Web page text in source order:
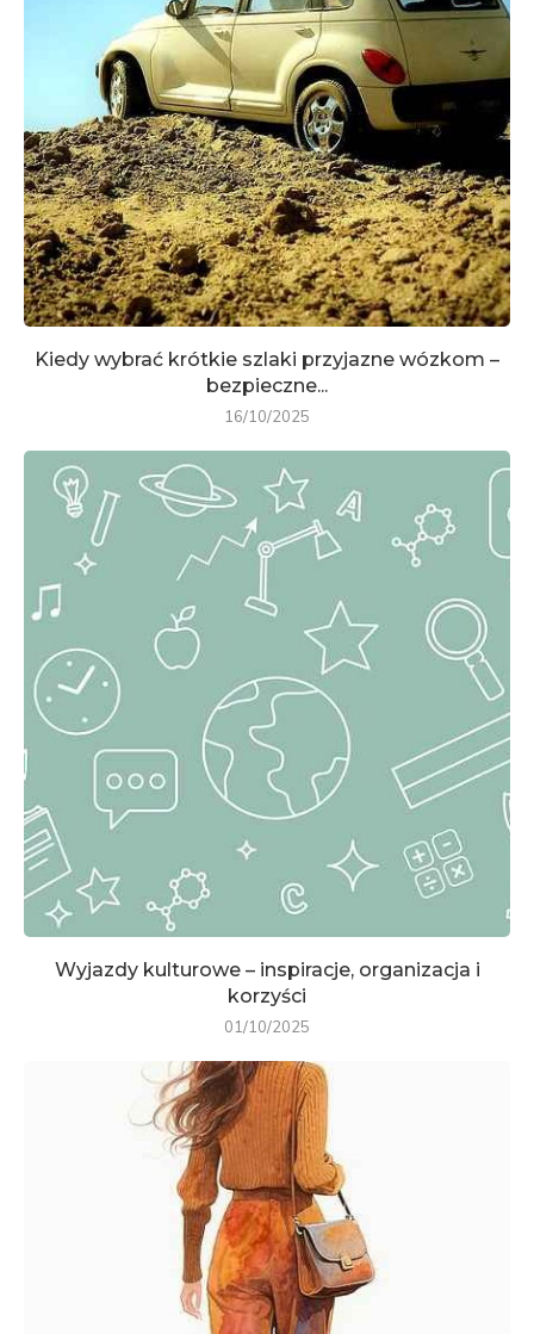
Kiedy wybrać krótkie szlaki przyjazne wózkom –
bezpieczne...
16/10/2025
Wyjazdy kulturowe – inspiracje, organizacja i
korzyści
01/10/2025